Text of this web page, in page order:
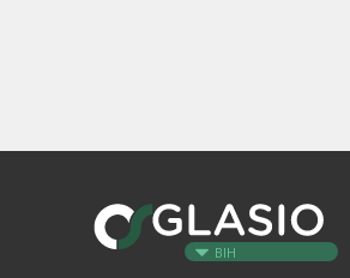
BIH